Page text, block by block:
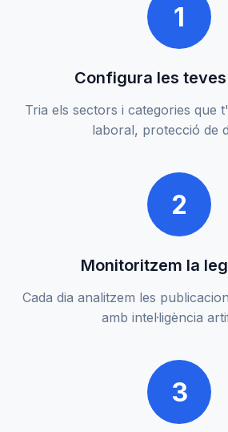
1
Configura les
Tria els sectors i categories que
laboral, protecció de
2
Monitoritzem la
Cada dia analitzem les
amb intel·ligència
3